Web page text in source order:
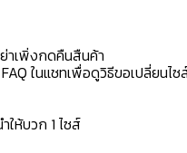
าเพิ่งกดคืนสืนค้า
ในแชทเพื่อดูวิธีขอเปลี่ยนไซ
ให้บวก 1 ไซส์